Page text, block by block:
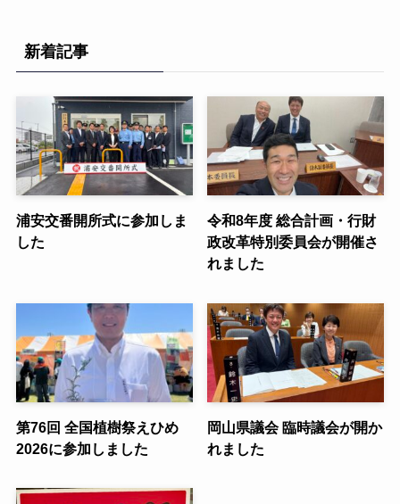
新着記事
浦安交番開所式に参加しま
した
令和8年度 総合計画・行財
政改革特別委員会が開催さ
れました
第76回 全国植樹祭えひめ
2026に参加しました
岡山県議会 臨時議会が開か
れました